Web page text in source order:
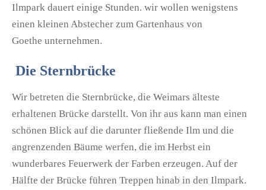
Ilmpark dauert einige Stunden. wir wollen wenigstens
einen kleinen Abstecher zum Gartenhaus von
Goethe unternehmen.
Die Sternbrücke
Wir betreten die Sternbrücke, die Weimars älteste
erhaltenen Brücke darstellt. Von ihr aus kann man einen
schönen Blick auf die darunter fließende Ilm und die
angrenzenden Bäume werfen, die im Herbst ein
wunderbares Feuerwerk der Farben erzeugen. Auf der
Hälfte der Brücke führen Treppen hinab in den Ilmpark.